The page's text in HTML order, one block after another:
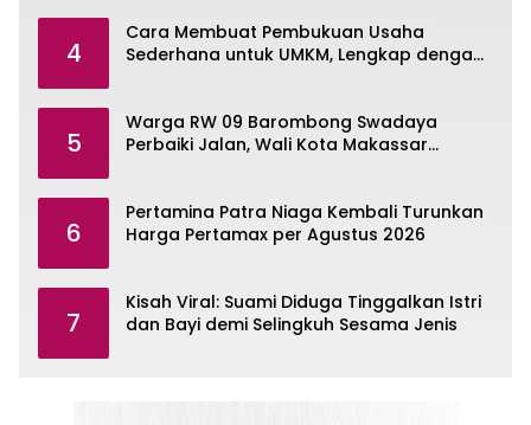
4
Cara Membuat Pembukuan Usaha
Sederhana untuk UMKM, Lengkap dengan
5
Warga RW 09 Barombong Swadaya
Perbaiki Jalan, Wali Kota Makassar
6
Pertamina Patra Niaga Kembali Turunkan
Harga Pertamax per Agustus 2026
7
Kisah Viral: Suami Diduga Tinggalkan Istri
dan Bayi demi Selingkuh Sesama Jenis